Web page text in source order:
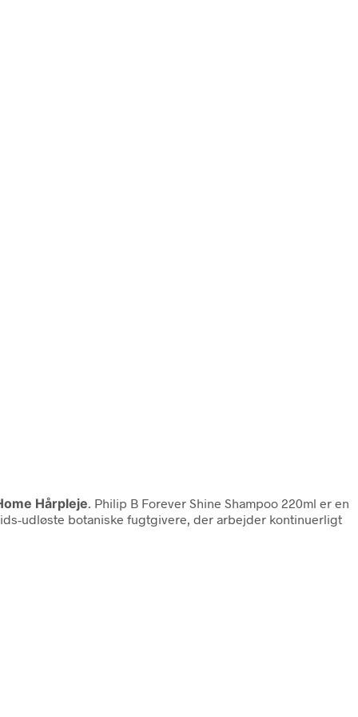
Hårpleje . Philip B Forever Shine Shampoo 220ml er en
udløste botaniske fugtgivere, der arbejder kontinuerligt